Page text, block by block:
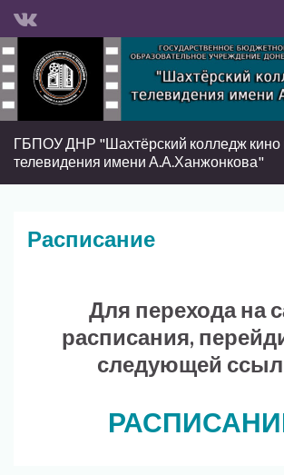
Search for:
ГБПОУ ДНР "Шахтёрский колледж кино
телевидения имени А.А.Ханжонкова"
Расписание
Для перехода на
расписания,
следующей